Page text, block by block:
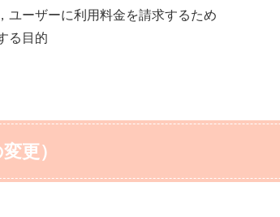
ユーザーに利用料金を請求するため
る目的
更）